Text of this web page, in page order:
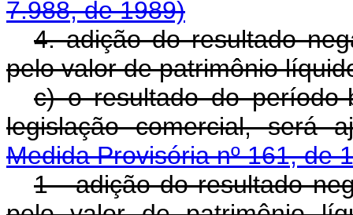
7.988, de 1989)
4. adição do resultado
pelo valor de patrimônio
c) o resultado do
legislação comercial, será
Medida Provisória nº 161, de
1 - adição do resultado